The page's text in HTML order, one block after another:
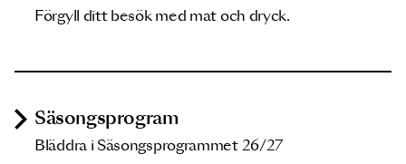
Förgyll ditt besök med mat och dryck.
Säsongsprogram
Bläddra i Säsongsprogrammet 26/27